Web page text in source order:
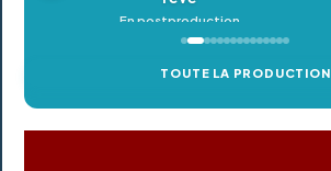
TOUTE LA PRODUCTION